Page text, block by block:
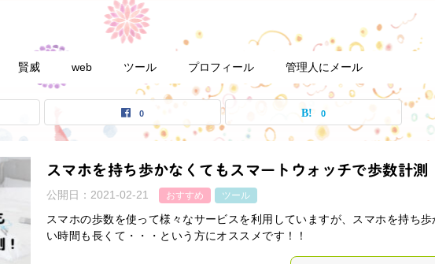
賢威 web ツール プロフィール 管理人にメール
0 0
スマホを持ち歩かなくてもスマートウォッチで歩数計測
公開日： 2021-02-21 おすすめ ツール
スマホの歩数を使って様々なサービスを利用していますが、スマホを持ち歩
い時間も長くて・・・という方にオススメです！！